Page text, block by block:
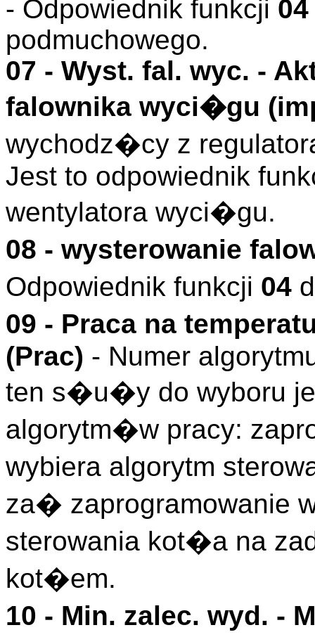
- Odpowiednik funkcji 04
podmuchowego.
07 - Wyst. fal. wyc. -
falownika wyci�gu (
wychodz�cy z
Jest to odpowiednik
wentylatora wyci�gu.
08 - wysterowanie
Odpowiednik funkcji 04
09 - Praca na
(Prac) - Numer
ten s�u�y do wyboru
algorytm�w pracy:
wybiera algorytm
za� zaprogramowanie
sterowania kot�a na
kot�em.
10 - Min. zalec. wyd. -